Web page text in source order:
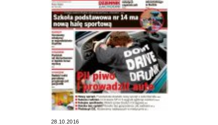
28.10.2016